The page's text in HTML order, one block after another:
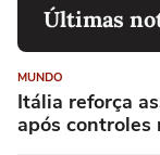
Últimas
MUNDO
Itália reforça
após controles